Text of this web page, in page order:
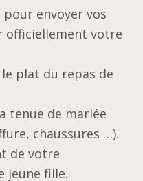
pour envoyer vos
votre
plat du repas de
tenue de mariée
chaussures …).
de votre
jeune fille.